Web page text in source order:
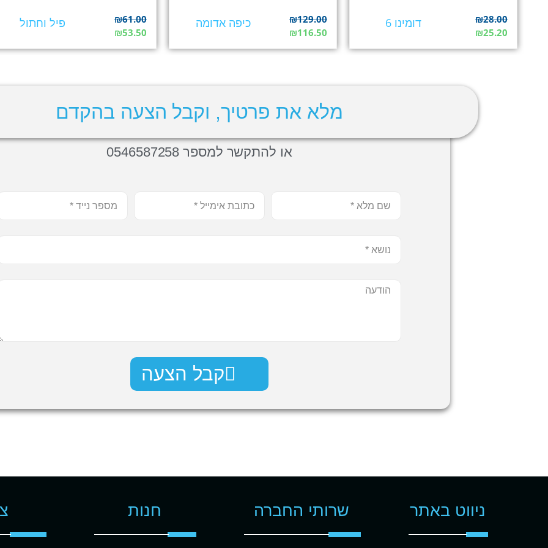
דומינו 6 ₪28.00
₪25.20
כיפה אדומה ₪129.00
₪116.50
פיל וחתול ₪61.00
₪53.50
מלא את פרטיך, וקבל הצעה בהקדם
או להתקשר למספר 0546587258
קבל הצעה
ניווט באתר שרותי החברה חנות